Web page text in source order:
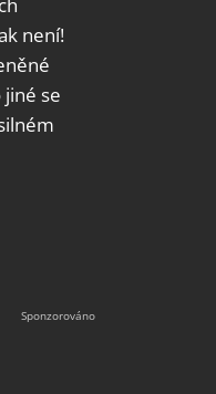
není!
se